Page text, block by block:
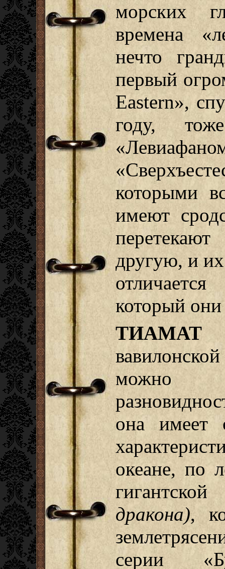
морских
времена
нечто
первый
Eastern»,
году,
которыми
имеют
другую, и
который
ТИАМАТ
можно
она имеет
океане, по
дракона),
серии